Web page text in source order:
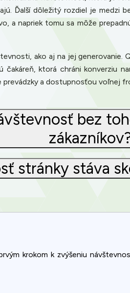
Ďalší dôležitý rozdiel je medzi
a napriek tomu sa môže
ako aj na jej
čakáreň, ktorá chráni konverziu
prevádzky a dostupnosťou
bez
stránky stáva
krokom k zvýšeniu